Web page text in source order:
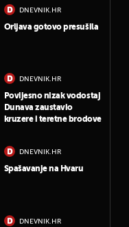
DNEVNIK.HR
Orljava gotovo presušila
DNEVNIK.HR
Povijesno nizak vodostaj
Dunava zaustavio
kruzere i teretne brodove
DNEVNIK.HR
Spašavanje na Hvaru
DNEVNIK.HR